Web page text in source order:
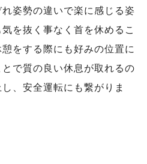
姿勢の違いで楽に感じる姿
を抜く事なく首を休めるこ
をする際にも好みの位置に
で質の良い休息が取れるの
、安全運転にも繋がりま